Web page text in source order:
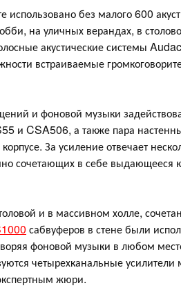
использовано без малого 600
на уличных верандах, в
акустические системы
встраиваемые
и фоновой музыки
и CSA506, а также пара
За усиление отвечает
сочетающих в себе выдающееся
и в массивном холле,
сабвуферов в стене были
фоновой музыки в любом
четырехканальные
жюри.